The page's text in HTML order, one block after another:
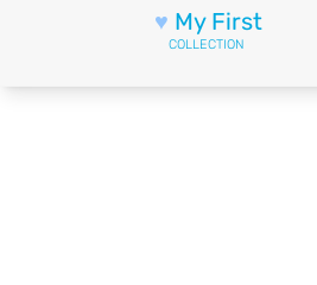
My First
♥
COLLECTION